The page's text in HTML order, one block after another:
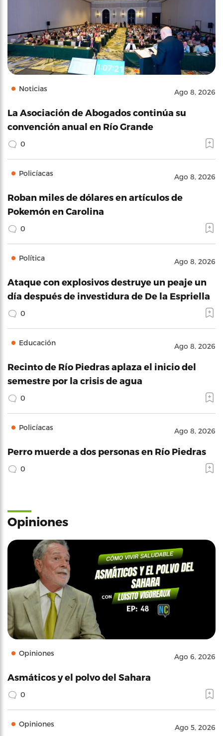
Noticias Ago 8, 2026
La Asociación de Abogados continúa su
convención anual en Río Grande
0
Policíacas Ago 8, 2026
Roban miles de dólares en artículos de
Pokemón en Carolina
0
Política Ago 8, 2026
Ataque con explosivos destruye un peaje un
día después de investidura de De la Espriella
0
Educación Ago 8, 2026
Recinto de Río Piedras aplaza el inicio del
semestre por la crisis de agua
0
Policíacas Ago 8, 2026
Perro muerde a dos personas en Río Piedras
0
Opiniones
Opiniones Ago 6, 2026
Asmáticos y el polvo del Sahara
0
Opiniones Ago 5, 2026